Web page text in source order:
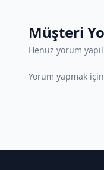
Müşteri
Henüz yorum
Yorum yapmak için